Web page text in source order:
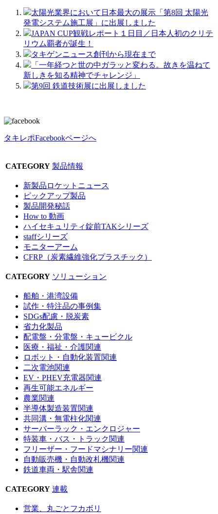
太陽光業界において日本最大の展示「第8回 太陽光
発電システム施工展」に出展しました
JAPAN CUP観戦レポート１日目／日本人初のクリテ
リウム覇者が誕生！
タキゲンニュース創刊から現在まで
「一年経つと世の中ガラッと変わる。故きを温ねて
新しきを知る精神でチャレンジ」
第9回 鉄道技術展に出展しました
タキレポFacebookページへ
CATEGORY 製品情報
新製品ロケットニュース
ピックアップ製品
製品開発秘話
How to 動画
ハイセキュリティ錠前TAKシリーズ
staffシリーズ
モニターアーム
CFRP（炭素繊維強化プラスチック）
CATEGORY ソリューション
船舶・港湾設備
試作・特注品の事例集
SDGs配慮・脱炭素
省力化製品
配電盤・分電盤・キュービクル
医療・福祉・介護関連
ロボット・自動化装置関連
二次電池関連
EV・PHEV充電器関連
再生可能エネルギー
農業関連
半導体製造装置関連
共同溝・無電柱化関連
サーバーラック・エンクロジャー
特装車・バス・トラック関連
フリーザー・フードマシナリー関連
自動販売機・自動改札機関連
鉄道車両・駅舎関連
CATEGORY 連載
営業、丸ごとフカボリ